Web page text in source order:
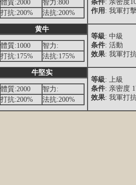
条件: 亲密度
作用 : 我軍打
體質:2000
智力:800
打抗:200%
法抗:200%
黄牛
等級: 中級
条件: 活動
效果: 我軍打
體質:1000
智力:
打抗:175%
法抗:175%
牛堅实
等級: 上級
条件: 亲密度
效果: 我軍打
體質:2000
智力:
打抗:200%
法抗:200%